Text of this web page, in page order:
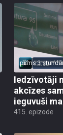
pirms 3
Iedzīvotāji
akcīzes
ieguvuši
415. epizode